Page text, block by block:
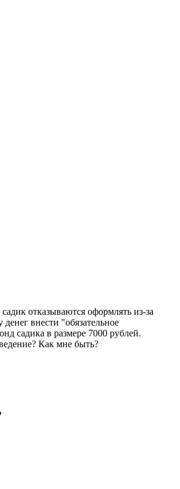
отказываются оформлять из-за
денег внести "обязательное
садика в размере 7000 рублей.
Как мне быть?